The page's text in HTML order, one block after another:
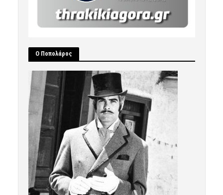
Ο Ποπολάρος